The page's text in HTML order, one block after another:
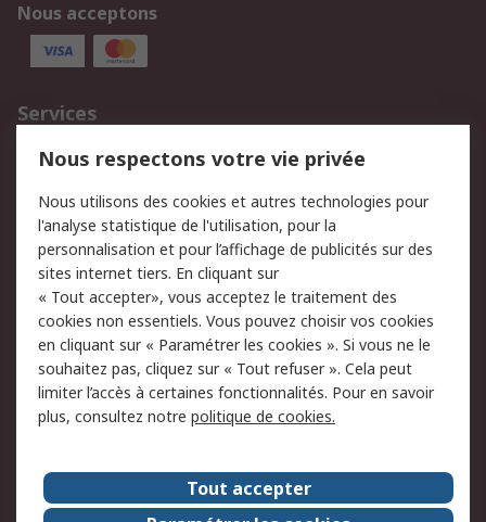
Nous acceptons
Services
750.000 produits
2.500 marques
Retours
Support technique
Track & trace
Legal
Politique de cookies
Sécurité des e-mails
Politique de protection
des données - Mise à
jour
Conditions générales
de vente
A propos de RS
Nous respectons votre vie privée
Nous utilisons des cookies et autres technologies pour
l'analyse statistique de l'utilisation, pour la
personnalisation et pour l’affichage de publicités sur des
sites internet tiers. En cliquant sur
« Tout accepter», vous acceptez le traitement des
cookies non essentiels. Vous pouvez choisir vos cookies
en cliquant sur « Paramétrer les cookies ». Si vous ne le
souhaitez pas, cliquez sur « Tout refuser ». Cela peut
limiter l’accès à certaines fonctionnalités. Pour en savoir
plus, consultez notre politique de cookies.
Tout accepter